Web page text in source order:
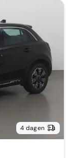
4 dagen